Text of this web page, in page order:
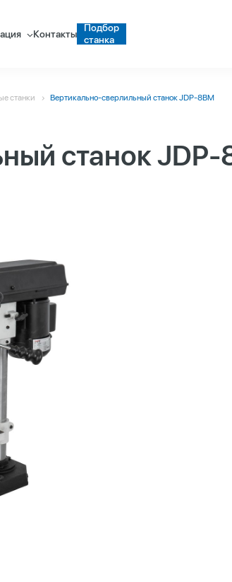
Контакты
Подбор
станка
станки Вертикально-сверлильный станок JDP-8BM
станок JDP-